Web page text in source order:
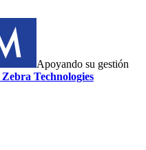
Apoyando su gestión
Zebra Technologies